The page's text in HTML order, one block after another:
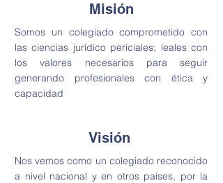
Misión
Somos un colegiado comprometido con
las ciencias jurídico periciales; leales con
los valores necesarios para seguir
generando profesionales con ética y
capacidad
Visión
Nos vemos como un colegiado reconocido
a nivel nacional y en otros países, por la